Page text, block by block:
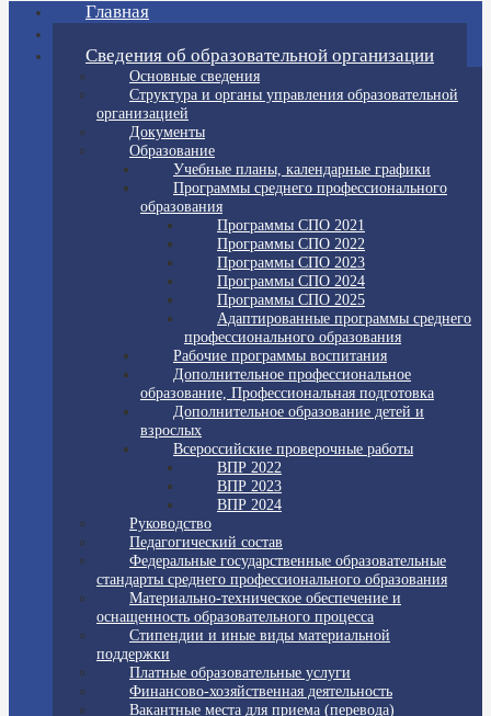
Главная
Сведения об образовательной организации
Основные сведения
Структура и органы управления образовательной
организацией
Документы
Образование
Учебные планы, календарные графики
Программы среднего профессионального
образования
Программы СПО 2021
Программы СПО 2022
Программы СПО 2023
Программы СПО 2024
Программы СПО 2025
Адаптированные программы среднего
профессионального образования
Рабочие программы воспитания
Дополнительное профессиональное
образование, Профессиональная подготовка
Дополнительное образование детей и
взрослых
Всероссийские проверочные работы
ВПР 2022
ВПР 2023
ВПР 2024
Руководство
Педагогический состав
Федеральные государственные образовательные
стандарты среднего профессионального образования
Материально-техническое обеспечение и
оснащенность образовательного процесса
Стипендии и иные виды материальной
поддержки
Платные образовательные услуги
Финансово-хозяйственная деятельность
Вакантные места для приема (перевода)